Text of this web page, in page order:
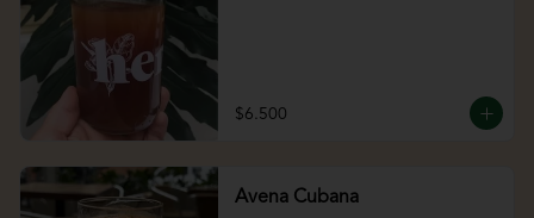
$6.500
Avena Cubana